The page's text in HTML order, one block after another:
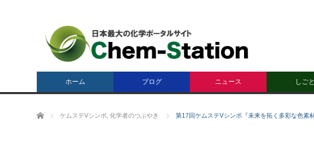
ホーム ブログ ニュース しごと
ホーム ケムステVシンポ, 化学者のつぶやき 第17回ケムステVシンポ『未来を拓く多彩な色素